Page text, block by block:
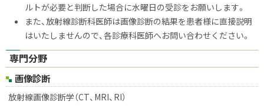
ルトが必要と判断した場合に水曜日の受診をお願いします。
また、放射線診断科医師は画像診断の結果を患者様に直接説明
はいたしませんので、各診療科医師へお問い合わせください。
専門分野
画像診断
放射線画像診断学（CT、MRI、RI）